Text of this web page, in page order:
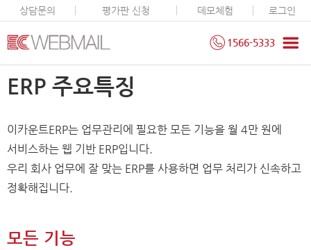
1566-5333
상담문의 평가판 신청 데모체험 로그인
ERP 주요특징
이카운트ERP는 업무관리에 필요한 모든 기능을 월 4만 원에
서비스하는 웹 기반 ERP입니다.
우리 회사 업무에 잘 맞는 ERP를 사용하면 업무 처리가 신속하고
정확해집니다.
모든 기능